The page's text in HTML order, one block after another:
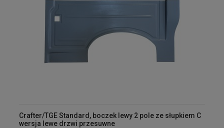
Crafter/TGE Standard, boczek lewy 2 pole ze słupkiem C
wersja lewe drzwi przesuwne